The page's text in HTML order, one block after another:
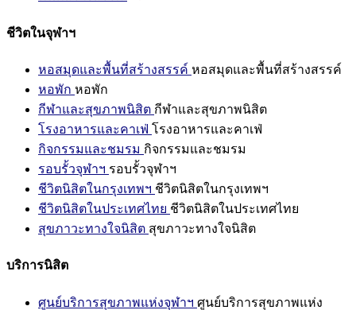
ชีวิตในจุฬาฯ
หอสมุดและพื้นที่สร้างสรรค์ หอสมุดและพื้นที่สร้างสรรค์
หอพัก หอพัก
กีฬาและสุขภาพนิสิต กีฬาและสุขภาพนิสิต
โรงอาหารและคาเฟ่ โรงอาหารและคาเฟ่
กิจกรรมและชมรม กิจกรรมและชมรม
รอบรั้วจุฬาฯ รอบรั้วจุฬาฯ
ชีวิตนิสิตในกรุงเทพฯ ชีวิตนิสิตในกรุงเทพฯ
ชีวิตนิสิตในประเทศไทย ชีวิตนิสิตในประเทศไทย
สุขภาวะทางใจนิสิต สุขภาวะทางใจนิสิต
บริการนิสิต
ศูนย์บริการสุขภาพแห่งจุฬาฯ ศูนย์บริการสุขภาพแห่ง